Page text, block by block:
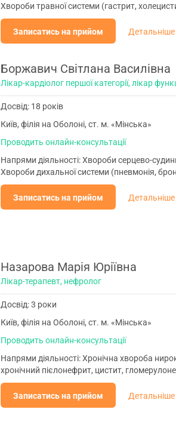
Хвороби травної системи (гастрит,
Записатись на прийом Детальніше
Боржавич Світлана Василівна
Лікар-кардіолог першої категорії, лікар
Досвід: 18 років
Київ, філія на Оболоні, ст. м. «Мінська»
Проводить онлайн-консультації
Напрями діяльності: Хвороби серцево-
Хвороби дихальної системи (пневмонія,
Записатись на прийом Детальніше
Назарова Марія Юріївна
Лікар-терапевт, нефролог
Досвід: 3 роки
Київ, філія на Оболоні, ст. м. «Мінська»
Проводить онлайн-консультації
Напрями діяльності: Хронічна хвороба
хронічний пієлонефрит, цистит,
Записатись на прийом Детальніше